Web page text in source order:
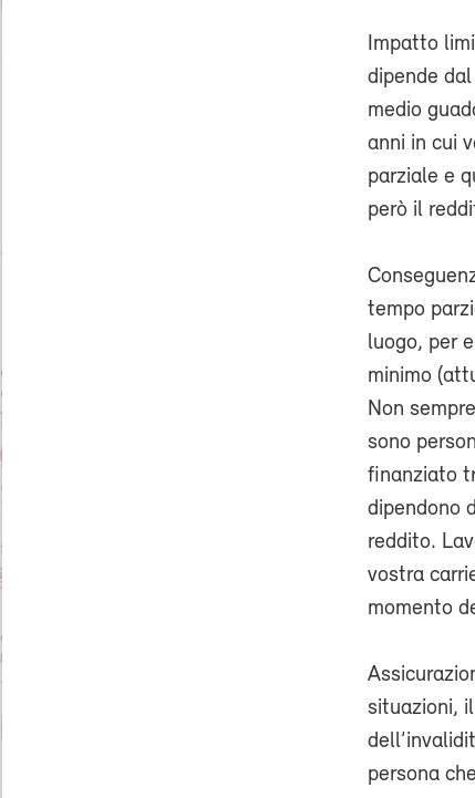
Impatto
dipende
medio
anni in cui
parziale e
però il
tempo
luogo, per
minimo
Non
sono
finanziato
dipendono
reddito.
vostra
momento
situazioni,
persona